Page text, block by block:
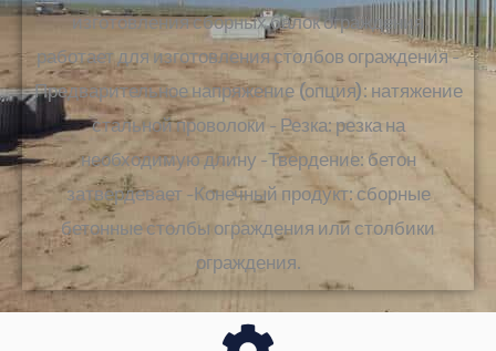
изготовления сборных балок ограждения
работает для изготовления столбов ограждения -
Предварительное напряжение (опция): натяжение
стальной проволоки - Резка: резка на
необходимую длину -Твердение: бетон
затвердевает -Конечный продукт: сборные
бетонные столбы ограждения или столбики
ограждения.